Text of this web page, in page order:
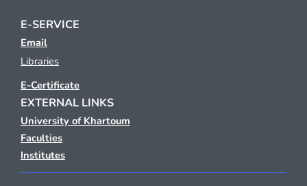
E-SERVICE
Email
Libraries
E-Certificate
EXTERNAL LINKS
University of Khartoum
Faculties
Institutes